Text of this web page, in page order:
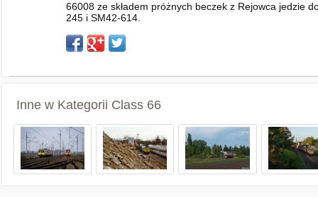
66008 ze składem próżnych beczek z Rejowca jedzie
245 i SM42-614.
Inne w Kategorii Class 66